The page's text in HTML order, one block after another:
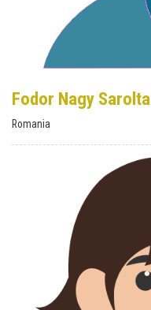
Fodor Nagy Sarolta
Romania